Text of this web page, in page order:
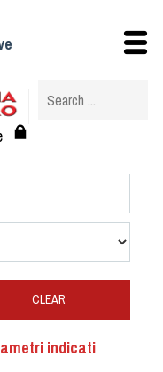
CLEAR
indicati
federali
Trasparente